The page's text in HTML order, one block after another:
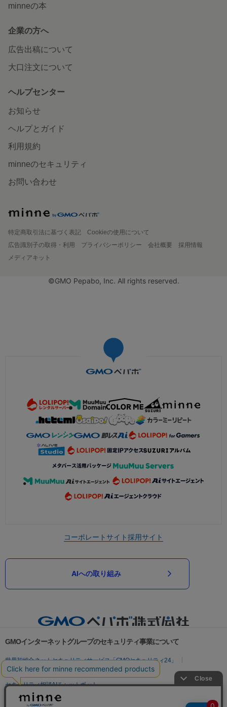
minneの本
企業の方へ
広告出稿について
大口注文について
ヘルプセンター
お知らせ
ヘルプとガイド
利用規約
minneのセキュリティ
お問い合わせ
特定商取引法に基づく表記
Cookieの使用について
広告識別子の取得・利用
プライバシーポリシー 会社概要
採用情報
メディアキット
©GMO Pepabo, Inc. All rights reserved.
コーポレートサイト採用サイト
AIへの取り組み
GMOインターネットグループのセキュリティ事業について
世界初総合ネットセキュリティサービス「GMOセキュリティ24」
パスワード漏洩診断
Webサイトリスク診断
セキュリティ相談AIチャットボット
実在証明・盗聴対策